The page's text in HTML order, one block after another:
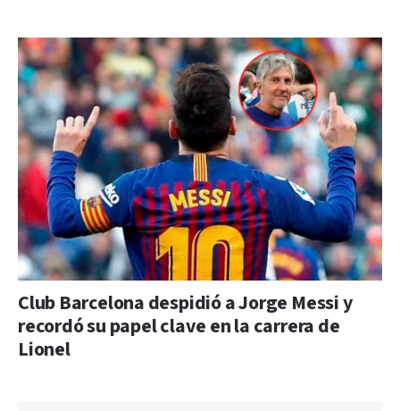
Club Barcelona despidió a Jorge Messi y
recordó su papel clave en la carrera de
Lionel